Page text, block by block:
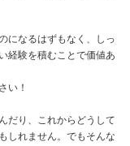
になるはずもなく、しっ
経験を積むことで価値あ
い！
だり、これからどうして
しれません。でもそんな